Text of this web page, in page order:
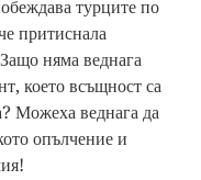
турците по
притиснала
няма веднага
което всъщност са
Можеха веднага да
опълчение и